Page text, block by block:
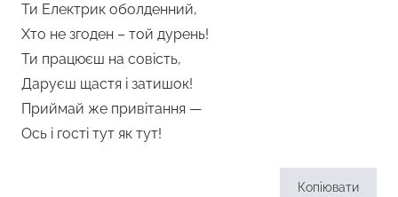
Ти Електрик оболденний,
Хто не згоден – той дурень!
Ти працюєш на совість,
Даруєш щастя і затишок!
Приймай же привітання —
Ось і гості тут як тут!
Копіювати